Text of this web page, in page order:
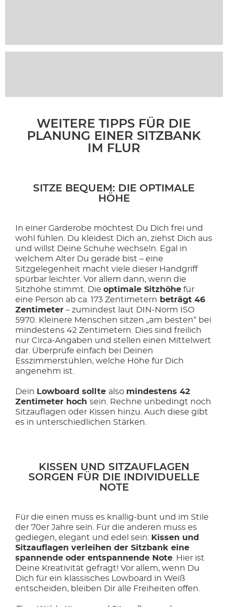
WEITERE TIPPS FÜR DIE
PLANUNG EINER SITZBANK
IM FLUR
SITZE BEQUEM: DIE OPTIMALE
HÖHE
In einer Garderobe möchtest Du Dich frei und
wohl fühlen. Du kleidest Dich an, ziehst Dich aus
und willst Deine Schuhe wechseln. Egal in
welchem Alter Du gerade bist – eine
Sitzgelegenheit macht viele dieser Handgriff
spürbar leichter. Vor allem dann, wenn die
Sitzhöhe stimmt. Die optimale Sitzhöhe für
eine Person ab ca. 173 Zentimetern beträgt 46
Zentimeter – zumindest laut DIN-Norm ISO
5970. Kleinere Menschen sitzen „am besten“ bei
mindestens 42 Zentimetern. Dies sind freilich
nur Circa-Angaben und stellen einen Mittelwert
dar. Überprüfe einfach bei Deinen
Esszimmerstühlen, welche Höhe für Dich
angenehm ist.
Dein Lowboard sollte also mindestens 42
Zentimeter hoch sein. Rechne unbedingt noch
Sitzauflagen oder Kissen hinzu. Auch diese gibt
es in unterschiedlichen Stärken.
KISSEN UND SITZAUFLAGEN
SORGEN FÜR DIE INDIVIDUELLE
NOTE
Für die einen muss es knallig-bunt und im Stile
der 70er Jahre sein. Für die anderen muss es
gediegen, elegant und edel sein: Kissen und
Sitzauflagen verleihen der Sitzbank eine
spannende oder entspannende Note. Hier ist
Deine Kreativität gefragt! Vor allem, wenn Du
Dich für ein klassisches Lowboard in Weiß
entscheiden, bleiben Dir alle Freiheiten offen.